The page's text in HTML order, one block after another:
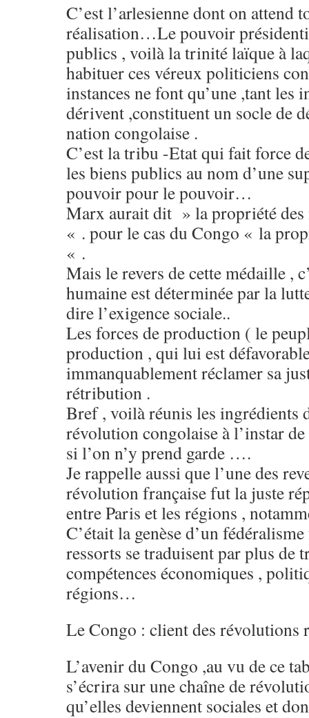
C’est l’arlesienne dont on attend
réalisation…Le pouvoir
publics , voilà la trinité laïque à
habituer ces véreux politiciens
instances ne font qu’une ,tant les
dérivent ,constituent un socle de
nation congolaise .
C’est la tribu -Etat qui fait force
les biens publics au nom d’une
pouvoir pour le pouvoir…
Marx aurait dit » la propriété des
« . pour le cas du Congo « la
« .
Mais le revers de cette médaille ,
humaine est déterminée par la
dire l’exigence sociale..
Les forces de production ( le
production , qui lui est
immanquablement réclamer sa
rétribution .
Bref , voilà réunis les ingrédients
révolution congolaise à l’instar
si l’on n’y prend garde ….
Je rappelle aussi que l’une des
révolution française fut la juste
entre Paris et les régions ,
C’était la genèse d’un
ressorts se traduisent par plus de
compétences économiques ,
régions…
Le Congo : client des révolutions
L’avenir du Congo ,au vu de ce
s’écrira sur une chaîne de
qu’elles deviennent sociales et